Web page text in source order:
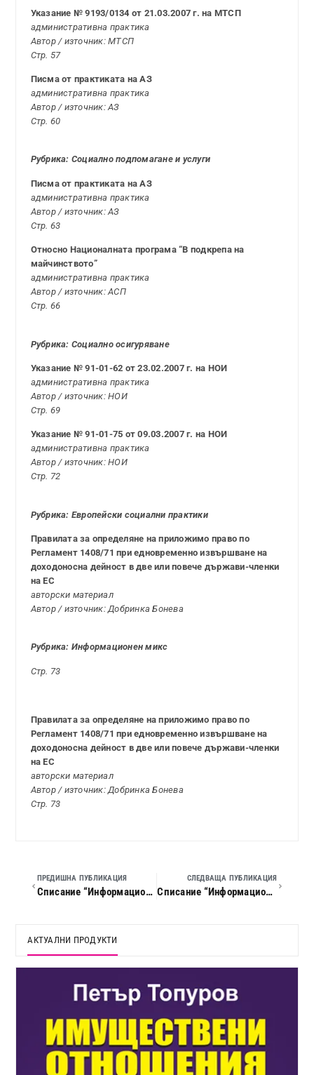
Указание № 9193/0134 от 21.03.2007 г. на МТСП
административна практика
Автор / източник: МТСП
Стр. 57
Писма от практиката на АЗ
административна практика
Автор / източник: АЗ
Стр. 60
Рубрика: Социално подпомагане и услуги
Писма от практиката на АЗ
административна практика
Автор / източник: АЗ
Стр. 63
Относно Националната програма “В подкрепа на
майчинството”
административна практика
Автор / източник: АСП
Стр. 66
Рубрика: Социално осигуряване
Указание № 91-01-62 от 23.02.2007 г. на НОИ
административна практика
Автор / източник: НОИ
Стр. 69
Указаниe № 91-01-75 от 09.03.2007 г. на НОИ
административна практика
Автор / източник: НОИ
Стр. 72
Рубрика: Европейски социални практики
Правилата за определяне на приложимо право по
Регламент 1408/71 при едновременно извършване на
доходоносна дейност в две или повече държави-членки
на ЕС
авторски материал
Автор / източник: Добринка Бонева
Рубрика: Информационен микс
Стр. 73
Правилата за определяне на приложимо право по
Регламент 1408/71 при едновременно извършване на
доходоносна дейност в две или повече държави-членки
на ЕС
авторски материал
Автор / източник: Добринка Бонева
Стр. 73
ПРЕДИШНА ПУБЛИКАЦИЯ
Списание “Информационен бюлетин по труда”, 2007 г., кн. 03
СЛЕДВАЩА ПУБЛИКАЦИЯ
Списание “Информационен бюлетин по труда”, 2007 г., кн. 05
АКТУАЛНИ ПРОДУКТИ